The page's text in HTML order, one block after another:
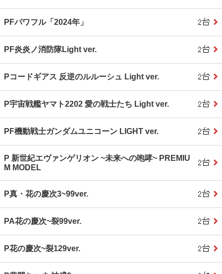
PFパワフル「2024年」
PF炎炎ノ消防隊Light ver.
Pコードギアス 反逆のルルーシュ Light ver.
P宇宙戦艦ヤマト2202 愛の戦士たち Light ver.
PF機動戦士ガンダムユニコーン LIGHT ver.
P 新世紀エヴァンゲリオン ~未来への咆哮~ PREMIU
M MODEL
P真・花の慶次3~99ver.
PA花の慶次~裂99ver.
P花の慶次~裂129ver.